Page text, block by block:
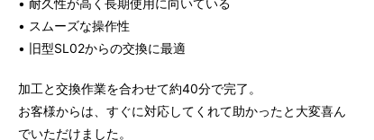
• 耐久性が高く長期使用に向いている
• スムーズな操作性
• 旧型SL02からの交換に最適
加工と交換作業を合わせて約40分で完了。
お客様からは、すぐに対応してくれて助かったと大変喜ん
でいただけました。